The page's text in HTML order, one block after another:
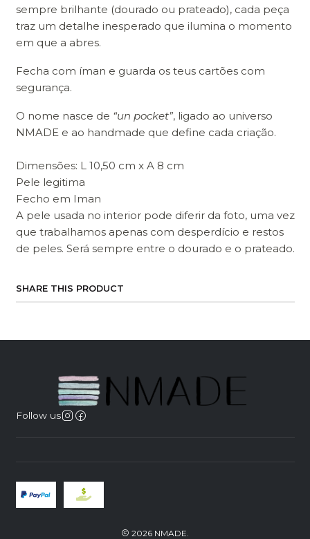
sempre brilhante (dourado ou prateado), cada peça
traz um detalhe inesperado que ilumina o momento
em que a abres.
Fecha com íman e guarda os teus cartões com
segurança.
O nome nasce de “un pocket”, ligado ao universo
NMADE e ao handmade que define cada criação.
Dimensões: L 10,50 cm x A 8 cm
Pele legitima
Fecho em Iman
A pele usada no interior pode diferir da foto, uma vez
que trabalhamos apenas com desperdício e restos
de peles. Será sempre entre o dourado e o prateado.
SHARE THIS PRODUCT
Follow us
2026 NMADE.